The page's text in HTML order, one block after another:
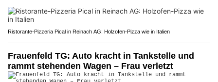
Ristorante-Pizzeria Pical in Reinach AG: Holzofen-Pizza wie in Italien
Frauenfeld TG: Auto kracht in Tankstelle und
rammt stehenden Wagen – Frau verletzt